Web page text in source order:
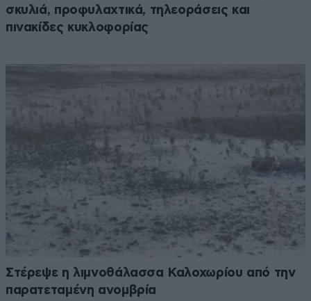
σκυλιά, προφυλαχτικά, τηλεοράσεις και
πινακίδες κυκλοφορίας
Στέρεψε η λιμνοθάλασσα Καλοχωρίου από την
παρατεταμένη ανομβρία